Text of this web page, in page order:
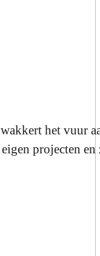
wakkert het vuur
eigen projecten